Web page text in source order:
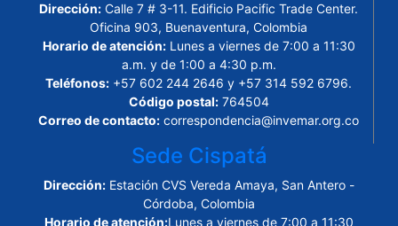
Dirección: Calle 7 # 3-11. Edificio Pacific Trade Center.
Oficina 903, Buenaventura, Colombia
Horario de atención:Lunes a viernes de 7:00 a 11:30
a.m. y de 1:00 a 4:30 p.m.
Teléfonos: +57 602 244 2646 y +57 314 592 6796.
Código postal:764504
Correo de contacto: correspondencia@invemar.org.co
Sede Cispatá
Dirección: Estación CVS Vereda Amaya, San Antero -
Córdoba, Colombia
Horario de atención:Lunes a viernes de 7:00 a 11:30